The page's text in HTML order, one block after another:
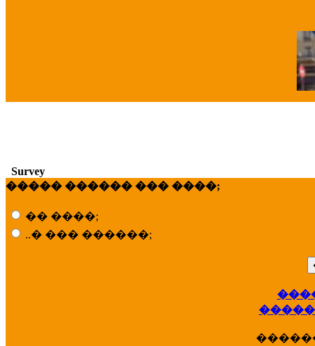
Survey
����� ������ ��� ����;
�� ����;
..� ��� ������;